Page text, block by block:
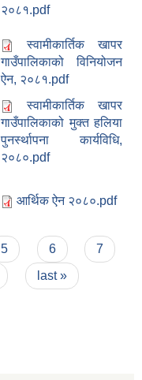
२०८१.pdf
स्वामीकार्तिक खापर
गाउँपालिकाको विनियोजन
ऐन, २०८१.pdf
स्वामीकार्तिक खापर
गाउँपालिकाको मुक्त हलिया
पुनर्स्थापना कार्यविधि,
२०८०.pdf
आर्थिक ऐन २०८०.pdf
5 6
7
last »